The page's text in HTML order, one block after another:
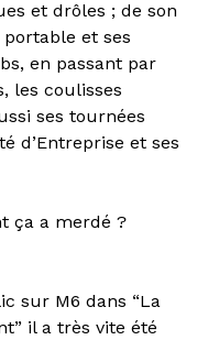
et drôles ; de son
et ses
en passant par
les coulisses
ses tournées
d’Entreprise et ses
ça a merdé ?
sur M6 dans “La
il a très vite été